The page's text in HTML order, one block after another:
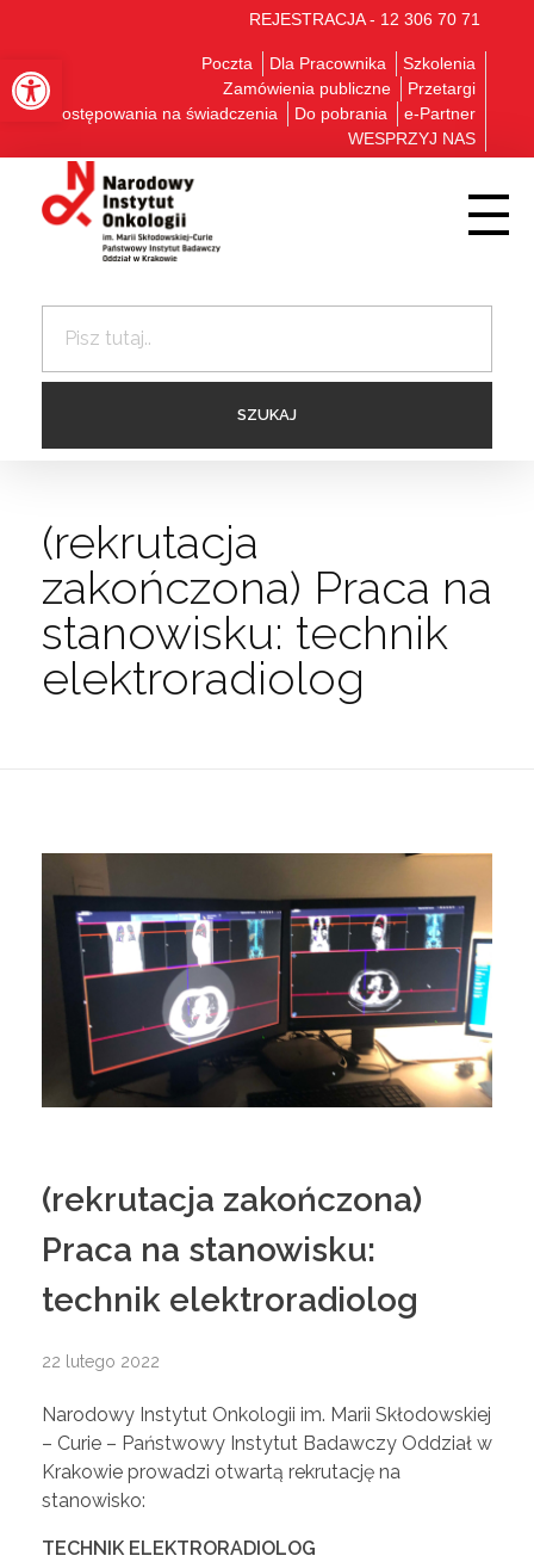
Otwórz pasek narzędzi
REJESTRACJA - 12 306 70 71
Poczta Dla Pracownika
Szkolenia
Zamówienia publiczne
Przetargi
Postępowania na świadczenia
Do pobrania
e-Partner
WESPRZYJ NAS
(rekrutacja
zakończona) Praca na
stanowisku: technik
elektroradiolog
(rekrutacja zakończona)
Praca na stanowisku:
technik elektroradiolog
22 lutego 2022
Narodowy Instytut Onkologii im. Marii Skłodowskiej
– Curie – Państwowy Instytut Badawczy Oddział w
Krakowie prowadzi otwartą rekrutację na
stanowisko:
TECHNIK ELEKTRORADIOLOG